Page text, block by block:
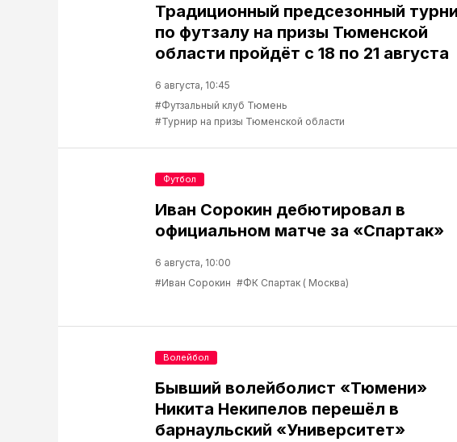
Традиционный предсезонный
по футзалу на призы Тюменской
области пройдёт с 18 по 21 августа
6 августа, 10:45
#Футзальный клуб Тюмень
#Турнир на призы Тюменской области
Иван Сорокин дебютировал в
официальном матче за «Спартак»
6 августа, 10:00
#Иван Сорокин #ФК Спартак ( Москва)
Футбол
Бывший волейболист «Тюмени»
Никита Некипелов перешёл в
барнаульский «Университет»
Волейбол